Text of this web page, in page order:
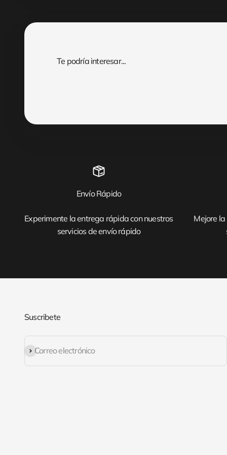
Envío Rápido
Experimente la entrega rápida con nuestros
servicios de envío rápido
Mejore
Suscribete
Correo electrónico
Suscribirse